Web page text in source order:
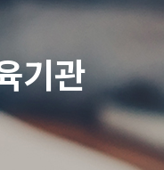
기관